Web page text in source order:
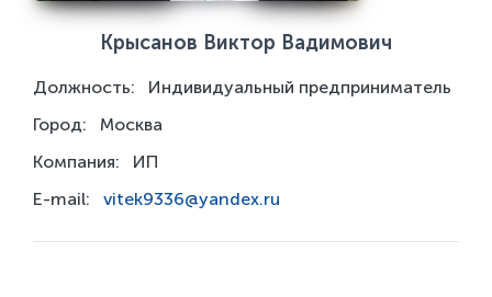
Крысанов Виктор Вадимович
Должность:
Индивидуальный предприниматель
Город:
Москва
Компания:
ИП
E-mail:
vitek9336@yandex.ru